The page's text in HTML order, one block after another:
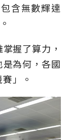
含無數輝達
握了算力，
為何，各國
」。